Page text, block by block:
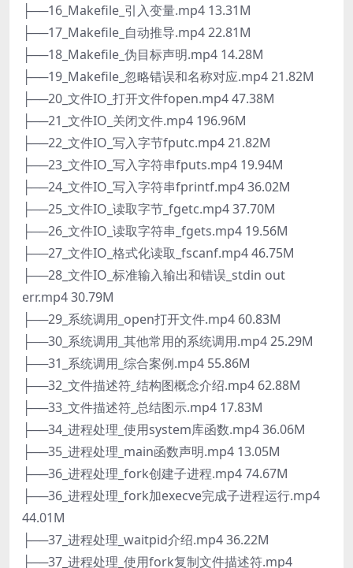
├──16_Makefile_引入变量.mp4 13.31M
├──17_Makefile_自动推导.mp4 22.81M
├──18_Makefile_伪目标声明.mp4 14.28M
├──19_Makefile_忽略错误和名称对应.mp4 21.82M
├──20_文件IO_打开文件fopen.mp4 47.38M
├──21_文件IO_关闭文件.mp4 196.96M
├──22_文件IO_写入字节fputc.mp4 21.82M
├──23_文件IO_写入字符串fputs.mp4 19.94M
├──24_文件IO_写入字符串fprintf.mp4 36.02M
├──25_文件IO_读取字节_fgetc.mp4 37.70M
├──26_文件IO_读取字符串_fgets.mp4 19.56M
├──27_文件IO_格式化读取_fscanf.mp4 46.75M
├──28_文件IO_标准输入输出和错误_stdin out
err.mp4 30.79M
├──29_系统调用_open打开文件.mp4 60.83M
├──30_系统调用_其他常用的系统调用.mp4 25.29M
├──31_系统调用_综合案例.mp4 55.86M
├──32_文件描述符_结构图概念介绍.mp4 62.88M
├──33_文件描述符_总结图示.mp4 17.83M
├──34_进程处理_使用system库函数.mp4 36.06M
├──35_进程处理_main函数声明.mp4 13.05M
├──36_进程处理_fork创建子进程.mp4 74.67M
├──36_进程处理_fork加execve完成子进程运行.mp4
44.01M
├──37_进程处理_waitpid介绍.mp4 36.22M
├──37_进程处理_使用fork复制文件描述符.mp4